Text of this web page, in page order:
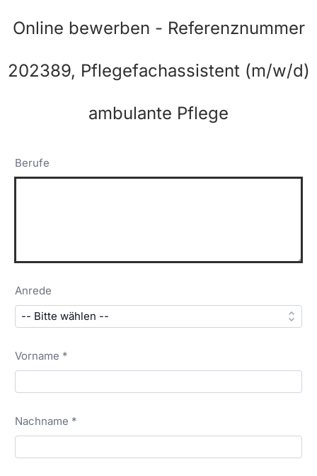
Online bewerben - Referenznummer
202389, Pflegefachassistent (m/w/d)
ambulante Pflege
Berufe
Anrede
Vorname *
Nachname *